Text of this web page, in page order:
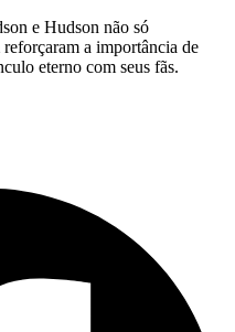
e Hudson não só
a importância de
eterno com seus fãs.